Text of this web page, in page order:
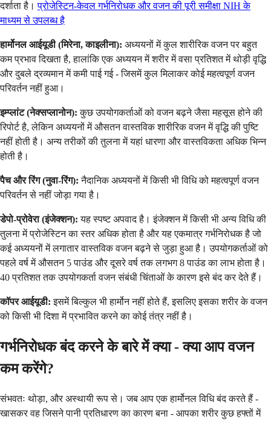
दर्शाता है।प्रोजेस्टिन-केवल गर्भनिरोधक और वजन की पूरी समीक्षा NIH के
माध्यम से उपलब्ध है
हार्मोनल आईयूडी (मिरेना, काइलीना): अध्ययनों में कुल शारीरिक वजन पर बहुत
कम प्रभाव दिखता है, हालांकि एक अध्ययन में शरीर में वसा प्रतिशत में थोड़ी वृद्धि
और दुबले द्रव्यमान में कमी पाई गई - जिसमें कुल मिलाकर कोई महत्वपूर्ण वजन
परिवर्तन नहीं हुआ।
इम्प्लांट (नेक्सप्लानोन): कुछ उपयोगकर्ताओं को वजन बढ़ने जैसा महसूस होने की
रिपोर्ट है, लेकिन अध्ययनों में औसतन वास्तविक शारीरिक वजन में वृद्धि की पुष्टि
नहीं होती है। अन्य तरीकों की तुलना में यहां धारणा और वास्तविकता अधिक भिन्न
होती है।
पैच और रिंग (नुवा-रिंग): नैदानिक अध्ययनों में किसी भी विधि को महत्वपूर्ण वजन
परिवर्तन से नहीं जोड़ा गया है।
डेपो-प्रोवेरा (इंजेक्शन): यह स्पष्ट अपवाद है। इंजेक्शन में किसी भी अन्य विधि की
तुलना में प्रोजेस्टिन का स्तर अधिक होता है और यह एकमात्र गर्भनिरोधक है जो
कई अध्ययनों में लगातार वास्तविक वजन बढ़ने से जुड़ा हुआ है। उपयोगकर्ताओं को
पहले वर्ष में औसतन 5 पाउंड और दूसरे वर्ष तक लगभग 8 पाउंड का लाभ होता है।
40 प्रतिशत तक उपयोगकर्ता वजन संबंधी चिंताओं के कारण इसे बंद कर देते हैं।
कॉपर आईयूडी: इसमें बिल्कुल भी हार्मोन नहीं होते हैं, इसलिए इसका शरीर के वजन
को किसी भी दिशा में प्रभावित करने का कोई तंत्र नहीं है।
गर्भनिरोधक बंद करने के बारे में क्या - क्या आप वजन
कम करेंगे?
संभवतः थोड़ा, और अस्थायी रूप से। जब आप एक हार्मोनल विधि बंद करते हैं -
खासकर वह जिसने पानी प्रतिधारण का कारण बना - आपका शरीर कुछ हफ्तों में